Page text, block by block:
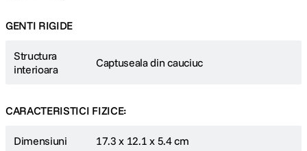
GENTI RIGIDE
Structura
interioara
Captuseala din cauciuc
CARACTERISTICI FIZICE:
Dimensiuni 17.3 x 12.1 x 5.4 cm